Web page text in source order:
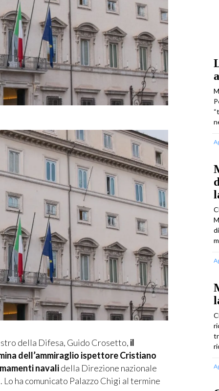
della Difesa, Guido Crosetto, il
dell’ammiraglio ispettore Cristiano
navalidella Direzione nazionale
ha comunicato Palazzo Chigi al termine